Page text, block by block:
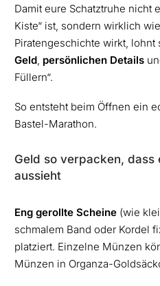
Damit eure Schatztruhe nicht
Kiste“ ist, sondern wirklich
Piratengeschichte wirkt,
Geld, persönlichen Details
Füllern“.
So entsteht beim Öffnen ein
Bastel-Marathon.
Geld so verpacken, dass
aussieht
Eng gerollte Scheine (wie
schmalem Band oder Kordel
platziert. Einzelne Münzen
Münzen in Organza-